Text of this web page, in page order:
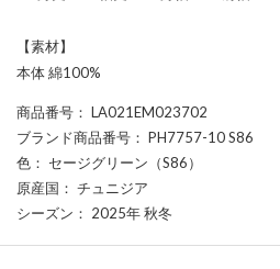
【素材】
本体 綿100%
商品番号 ： LA021EM023702
ブランド商品番号 ： PH7757-10 S86
色 ： セージグリーン（S86）
原産国 ： チュニジア
シーズン ： 2025年 秋冬